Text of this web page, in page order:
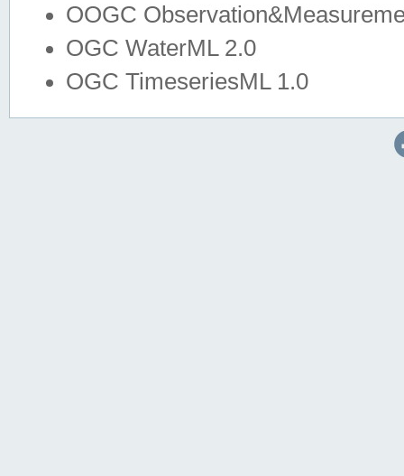
OOGC
OGC WaterML 2.0
OGC TimeseriesML 1.0